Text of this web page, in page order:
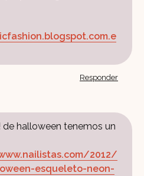
Responder
de halloween tenemos un
2012/
esqueleto-neon-